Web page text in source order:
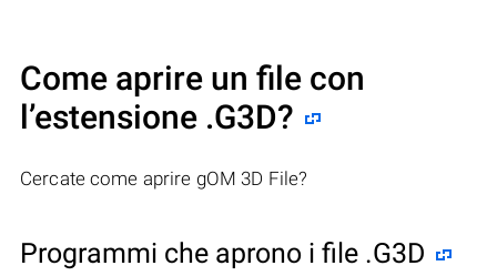
Come aprire un file con
l’estensione .G3D?
Cercate come aprire gOM 3D File?
Programmi che aprono i file .G3D